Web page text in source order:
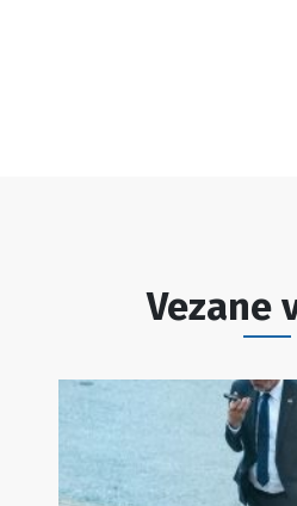
Vezane